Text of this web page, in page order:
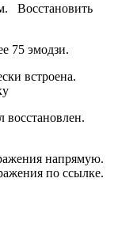
Восстановить
75 эмодзи.
встроена.
напрямую.
по ссылке.